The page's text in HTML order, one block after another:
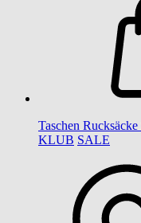
Taschen Rucksäcke
KLUB SALE